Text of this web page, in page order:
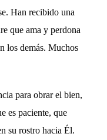
Han recibido una
que ama y perdona
los demás. Muchos
para obrar el bien,
es paciente, que
su rostro hacia Él.